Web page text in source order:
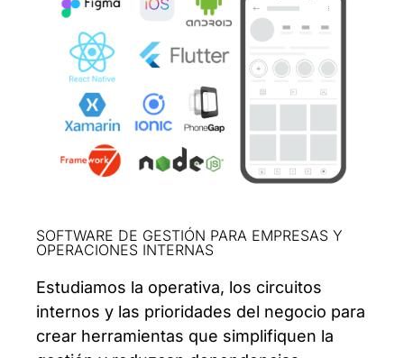
SOFTWARE DE GESTIÓN PARA EMPRESAS Y
OPERACIONES INTERNAS
Estudiamos la operativa, los circuitos
internos y las prioridades del negocio para
crear herramientas que simplifiquen la